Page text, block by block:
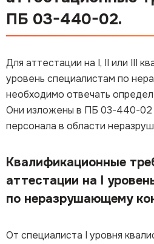
ПБ 03-440-02.
Для аттестации на I, II или III
уровень специалистам по
необходимо отвечать
Они изложены в ПБ 03-440-02
персонала в области
Квалификационные
аттестации на I
по неразрушающему
От специалиста I уровня